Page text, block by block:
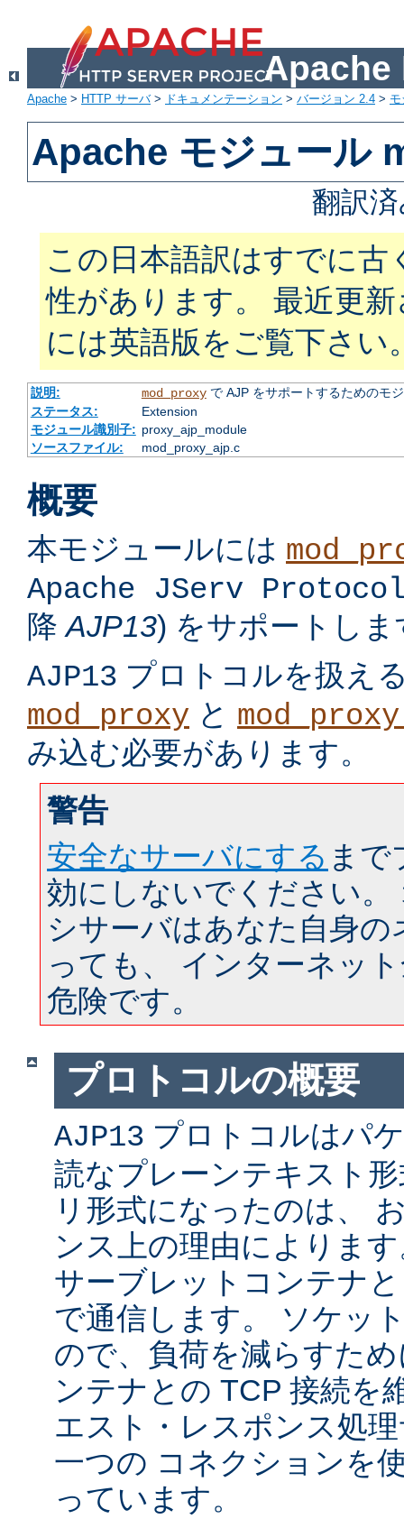
Apache
Apache > HTTP サーバ> ドキュメンテーション > バージョン 2.4 >
Apache モジュール
翻訳
この日本語訳はすでに古
性があります。 最近更
には英語版をご覧下さい
説明: mod_proxyで AJP をサポートするためのモ
ステータス:
Extension
モジュール識別子: proxy_ajp_module
ソースファイル:
mod_proxy_ajp.c
概要
本モジュールには
Apache JServ
降AJP13) をサポートしま
AJP13 プロトコルを扱え
mod_proxy と
み込む必要があります。
警告
安全なサーバにする まで
効にしないでください。
シサーバはあなた自身
っても、 インターネッ
危険です。
プロトコルの概要
AJP13 プロトコルはパ
読なプレーンテキスト
リ形式になったのは、
ンス上の理由によりま
サーブレットコンテナ
で通信します。 ソケッ
ので、負荷を減らすた
ンテナとの TCP 接続を
エスト・レスポンス処
一つの コネクションを
っています。